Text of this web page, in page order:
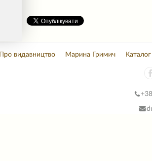
Про видавництво Марина Гримич Каталог